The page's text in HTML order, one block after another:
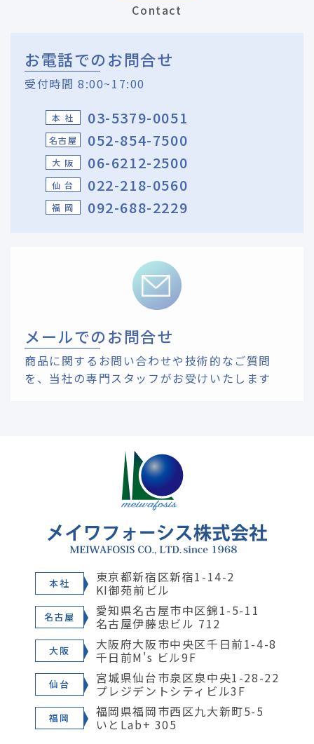
Contact
お電話でのお問合せ
受付時間 8:00~17:00
本 社 03-5379-0051
名古屋 052-854-7500
大 阪 06-6212-2500
仙 台 022-218-0560
福 岡 092-688-2229
メールでのお問合せ
商品に関するお問い合わせや技術的なご質問
を、 当社の専門スタッフがお受けいたします
本社 東京都新宿区新宿1-14-2
KI御苑前ビル
名古屋 愛知県名古屋市中区錦1-5-11
名古屋伊藤忠ビル 712
大阪 大阪府大阪市中央区千日前1-4-8
千日前M's ビル9F
仙台 宮城県仙台市泉区泉中央1-28-22
プレジデントシティビル3F
福岡 福岡県福岡市西区九大新町5-5
いとLab+ 305